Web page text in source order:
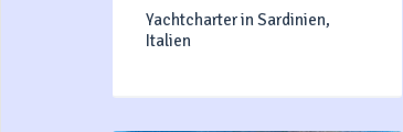
Yachtcharter in Sardinien,
Italien